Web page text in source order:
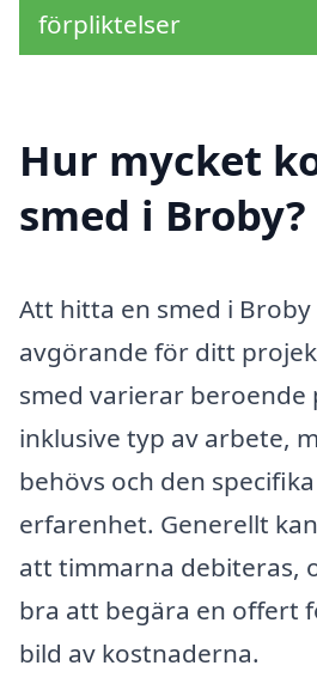
förpliktelser
Hur mycket
smed i Broby?
Att hitta en smed i Broby
avgörande för ditt
smed varierar beroende
inklusive typ av arbete,
behövs och den
erfarenhet. Generellt
att timmarna debiteras,
bra att begära en offert
bild av kostnaderna.